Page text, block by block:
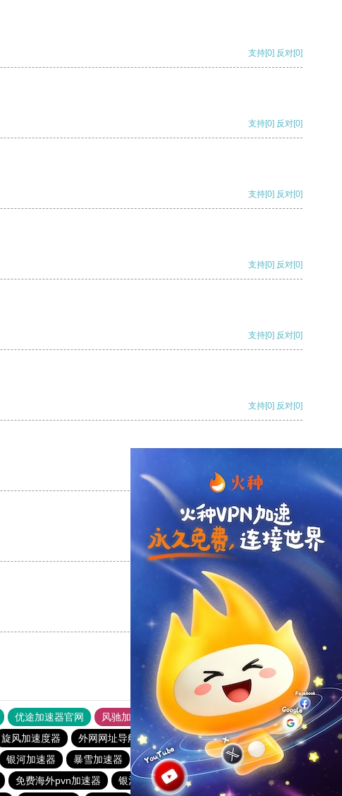
支持[0] 反对[0]
支持[0] 反对[0]
支持[0] 反对[0]
支持[0] 反对[0]
支持[0] 反对[0]
支持[0] 反对[0]
支持
支持[0] 反对[0]
支持[0] 反对[0]
优途加速器官网 风驰加速器
旋风加速器
旋风加速度器 外网网址导航 软件中心
海外梯子官网
银河加速器 暴雪加速器 银河加速器 蜜蜂加速器
原子加速器
免费海外pvn加速器 银河加速器
银河加速器